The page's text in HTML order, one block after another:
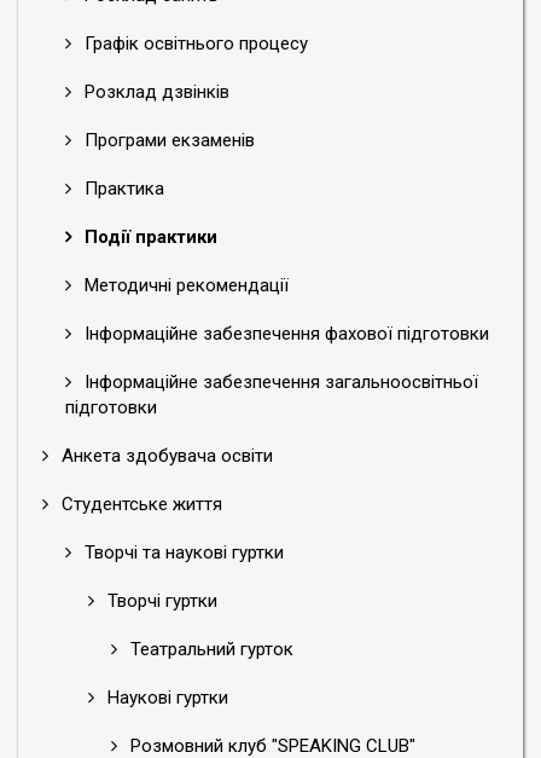
Графік освітнього процесу
Розклад дзвінків
Програми екзаменів
Практика
Події практики
Методичні рекомендації
Інформаційне забезпечення фахової підготовки
Інформаційне забезпечення загальноосвітньої
підготовки
Анкета здобувача освіти
Студентське життя
Творчі та наукові гуртки
Творчі гуртки
Театральний гурток
Наукові гуртки
Розмовний клуб "SPEAKING CLUB"